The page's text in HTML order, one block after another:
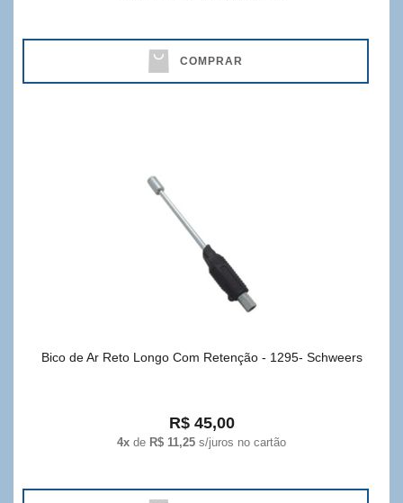
COMPRAR
Bico de Ar Reto Longo Com Retenção - 1295- Schweers
R$ 45,00
4x de R$ 11,25 s/juros no cartão